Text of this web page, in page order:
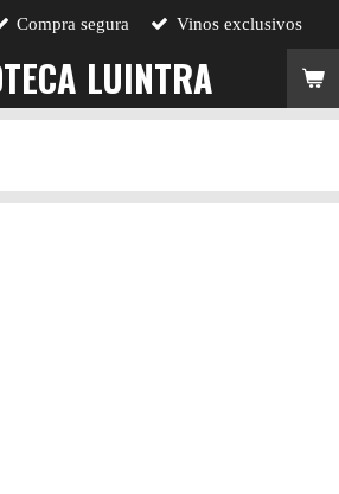
LUINTRA
Compra segura Vinos exclusivos